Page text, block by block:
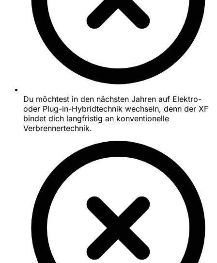
Du möchtest in den nächsten Jahren auf Elektro-
oder Plug-in-Hybridtechnik wechseln, denn der XF
bindet dich langfristig an konventionelle
Verbrennertechnik.